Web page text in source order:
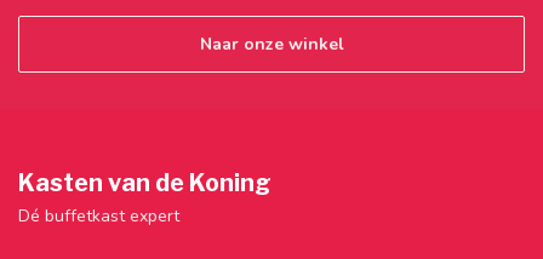
Naar onze winkel
Kasten van de Koning
Dé buffetkast expert